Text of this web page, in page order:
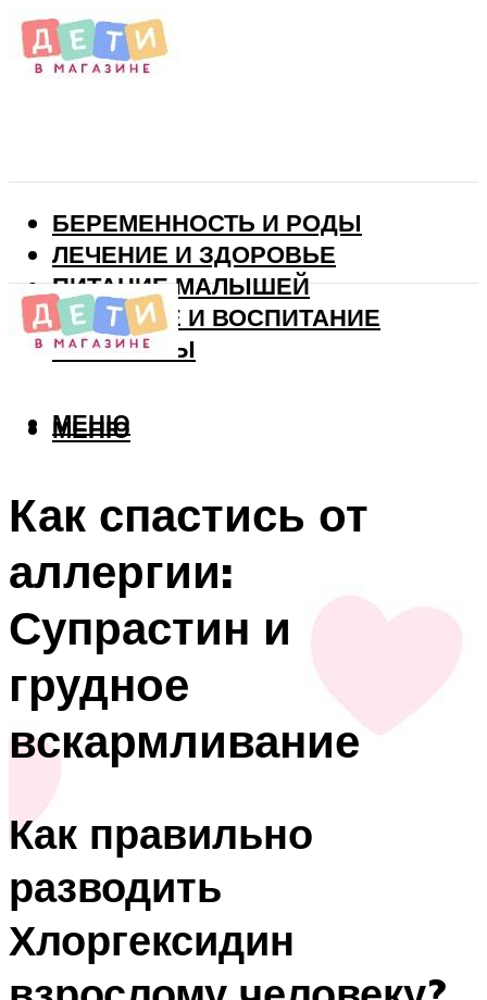
БЕРЕМЕННОСТЬ И РОДЫ
ЛЕЧЕНИЕ И ЗДОРОВЬЕ
ПИТАНИЕ МАЛЫШЕЙ
РАЗВИТИЕ И ВОСПИТАНИЕ
ВИТАМИНЫ
МЕНЮ
МЕНЮ
Как спастись от
аллергии:
Супрастин и
грудное
вскармливание
Как правильно
разводить
Хлоргексидин